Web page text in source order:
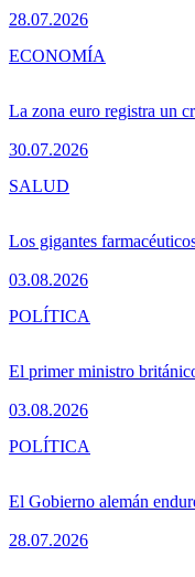
28.07.2026
La zona euro registra un
30.07.2026
ECONOMÍA
Los gigantes
03.08.2026
SALUD
El primer ministro
03.08.2026
POLÍTICA
El Gobierno alemán
28.07.2026
POLÍTICA